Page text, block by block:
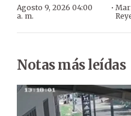
Agosto 9, 2026 04:00
a. m.
·
Notas más leídas